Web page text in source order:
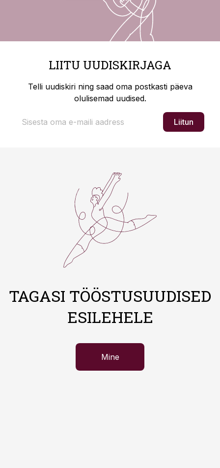
LIITU UUDISKIRJAGA
Telli uudiskiri ning saad oma postkasti päeva
olulisemad uudised.
Liitun
TAGASI TÖÖSTUSUUDISED
ESILEHELE
Mine